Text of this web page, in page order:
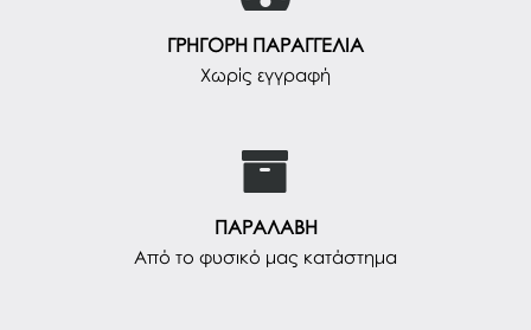
ΓΡΗΓΟΡΗ ΠΑΡΑΓΓΕΛΙΑ
Χωρίς εγγραφή
ΠΑΡΑΛΑΒΗ
Από το φυσικό μας κατάστημα